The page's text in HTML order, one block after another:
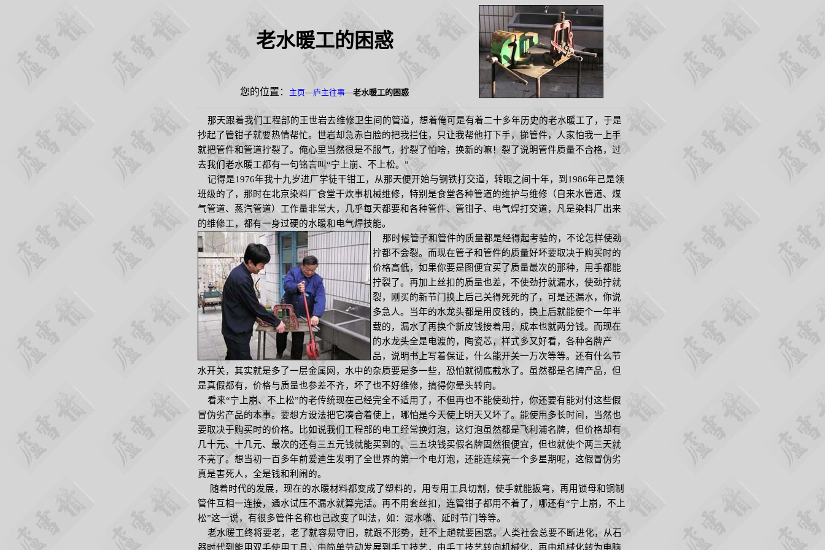
老水暖工的困惑
您的位置： 主页—庐主往事—老水暖工的困惑
那天跟着我们工程部的王世岩去维修卫生间的管道，想着俺可是有着二十多年历史的老水暖工了，于是
抄起了管钳子就要热情帮忙。世岩却急赤白脸的把我拦住，只让我帮他打下手，挮管件，人家怕我一上手
就把管件和管道拧裂了。俺心里当然很是不服气，拧裂了怕啥，换新的嘛！裂了说明管件质量不合格，过
去我们老水暖工都有一句铭言叫“宁上崩、不上松。”
记得是1976年我十九岁进厂学徒干钳工，从那天便开始与钢铁打交道，转眼之间十年，到 1986年己是领
班级的了，那时在北京染料厂食堂干炊事机械维修，特别是食堂各种管道的维护与维修（自来水管道、煤
气管道、蒸汽管道）工作量非常大，几乎每天都要和各种管件、管钳子、电气焊打交道，凡是染料厂出来
的维修工，都有一身过硬的水暖和电气焊技能。
那时候管子和管件的质量都是经得起考验的，不论怎样使劲
拧都不会裂。而现在管子和管件的质量好坏要取决于购买时的
价格高低，如果你要是图便宜买了质量最次的那种，用手都能
拧裂了。再加上丝扣的质量也差，不使劲拧就漏水，使劲拧就
裂，刚买的新节门换上后己关得死死的了，可是还漏水，你说
多急人。当年的水龙头都是用皮钱的，换上后就能使个一年半
载的，漏水了再换个新皮钱接着用，成本也就两分钱。而现在
的水龙头全是电渡的，陶瓷芯，样式多又好看，各种名牌产
品，说明书上写着保证，什么能开关一万次等等。还有什么节
水开关，其实就是多了一层金属网，水中的杂质要是多一些，恐怕就彻底截水了。虽然都是名牌产品，但
是真假都有，价格与质量也参差不齐，坏了也不好维修，搞得你晕头转向。
看来“宁上崩、不上松”的老传统现在己经完全不适用了，不但再也不能使劲拧，你还要有能对付这些假
冒伪劣产品的本事。要想方设法把它凑合着使上，哪怕是今天使上明天又坏了。能使用多长时间，当然也
要取决于购买时的价格。比如说我们工程部的电工经常换灯泡，这灯泡虽然都是飞利浦名牌，但价格却有
几十元、十几元、最次的还有三五元钱就能买到的。三五块钱买假名牌固然很便宜，但也就使个两三天就
不亮了。想当初一百多年前爱迪生发明了全世界的第一个电灯泡，还能连续亮一个多星期呢，这假冒伪劣
真是害死人，全是钱和利闹的。
随着时代的发展，现在的水暖材料都变成了塑料的，用专用工具切割，使手就能扳弯，再用锁母和铜制
管件互相一连接，通水试压不漏水就算完活。再不用套丝扣，连管钳子都用不着了，哪还有“宁上崩，不上
松”这一说，有很多管件名称也己改变了叫法，如：混水嘴、延时节门等等。
老水暖工终将要老，老了就容易守旧，就跟不形势，赶不上趟就要困惑。人类社会总要不断进化，从石
器时代到能用双手使用工具，由简单劳动发展到手工技艺，由手工技艺转向机械化，再由机械化转为电脑